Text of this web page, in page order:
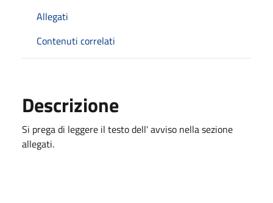
Allegati
Contenuti correlati
Descrizione
Si prega di leggere il testo dell' avviso nella sezione
allegati.